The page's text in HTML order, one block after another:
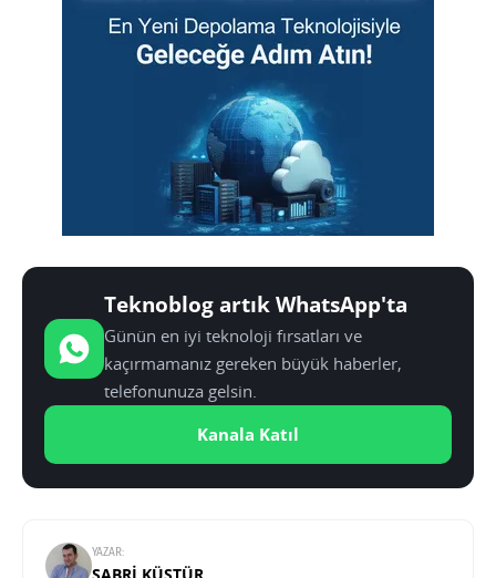
Teknoblog artık WhatsApp'ta
Günün en iyi teknoloji fırsatları ve
kaçırmamanız gereken büyük haberler,
telefonunuza gelsin.
Kanala Katıl
YAZAR: